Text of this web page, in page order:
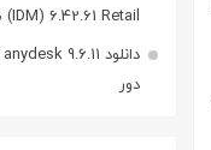
(IDM) 6.42.61 Retail مدیریت دانلود
دور